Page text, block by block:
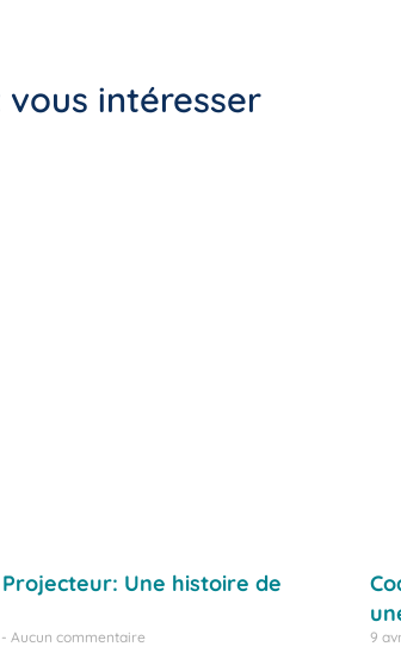
intéresser
Une histoire de
Aucun commentaire 9